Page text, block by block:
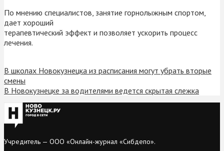
По мнению специалистов, занятие горнолыжным спортом,
дает хороший
терапевтический эффект и позволяет ускорить процесс
лечения.
В школах Новокузнецка из расписания могут убрать вторые
смены
В Новокузнецке за водителями ведется скрытая слежка
Учредитель — ООО «Онлайн-журнал «Сибдепо».